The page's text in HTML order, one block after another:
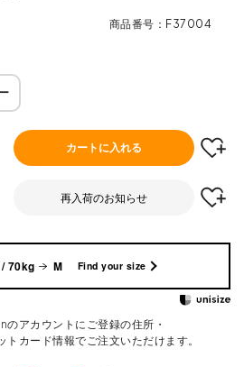
商品番号 F37004
カートに入れる
再入荷のお知らせ
70kg M Find your size
のアカウントにご登録の住所・
トカード情報でご注文いただけます。